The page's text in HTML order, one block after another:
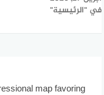
في "الرئيسية"
map favoring